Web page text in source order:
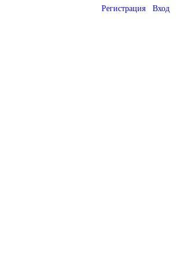
Регистрация Вход